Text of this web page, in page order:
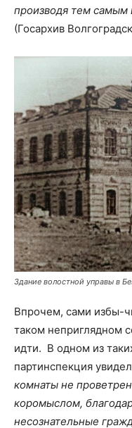
производя тем самым
(Госархив
Здание волостной управы в
Впрочем, сами избы-
таком неприглядном
идти. В одном из
партинспекция
комнаты не
коромыслом,
несознательные